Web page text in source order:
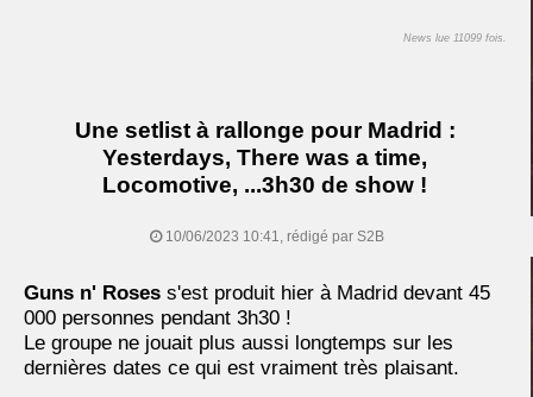
News lue 11099 fois.
Une setlist à rallonge pour Madrid :
Yesterdays, There was a time,
Locomotive, ...3h30 de show !
10/06/2023 10:41, rédigé par S2B
Guns n' Roses s'est produit hier à Madrid devant 45
000 personnes pendant 3h30 !
Le groupe ne jouait plus aussi longtemps sur les
dernières dates ce qui est vraiment très plaisant.